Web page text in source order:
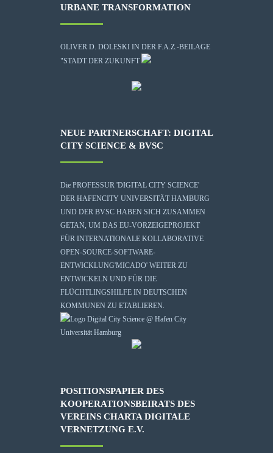
URBANE TRANSFORMATION
OLIVER D. DOLESKI IN DER F.A.Z.-BEILAGE
"STADT DER ZUKUNFT
NEUE PARTNERSCHAFT: DIGITAL
CITY SCIENCE & BVSC
Die PROFESSUR 'DIGITAL CITY SCIENCE'
DER HAFENCITY UNIVERSITÄT HAMBURG
UND DER BVSC HABEN SICH ZUSAMMEN
GETAN, UM DAS EU-VORZEIGEPROJEKT
FÜR INTERNATIONALE KOLLABORATIVE
OPEN-SOURCE-SOFTWARE-
ENTWICKLUNG'MICADO' WEITER ZU
ENTWICKELN UND FÜR DIE
FLÜCHTLINGSHILFE IN DEUTSCHEN
KOMMUNEN ZU ETABLIEREN.
POSITIONSPAPIER DES
KOOPERATIONSBEIRATS DES
VEREINS CHARTA DIGITALE
VERNETZUNG E.V.